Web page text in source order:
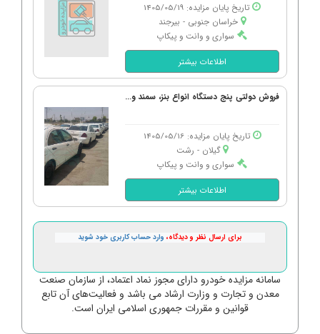
تاریخ پایان مزایده: 1405/05/19
خراسان جنوبی - بیرجند
سواری و وانت و پیکاپ
اطلاعات بیشتر
فروش دولتی پنج دستگاه انواع بنز، سمند و...
تاریخ پایان مزایده: 1405/05/16
گیلان - رشت
سواری و وانت و پیکاپ
اطلاعات بیشتر
برای ارسال نظر و دیدگاه، وارد حساب کاربری خود شوید
سامانه مزایده خودرو دارای مجوز نماد اعتماد، از سازمان صنعت
معدن و تجارت و وزارت ارشاد می باشد و فعالیت‌های آن تابع
قوانین و مقررات جمهوری اسلامی ایران است.